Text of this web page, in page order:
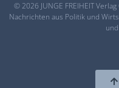
© 2026 JUNGE FREIHEIT
Nachrichten aus Politik und